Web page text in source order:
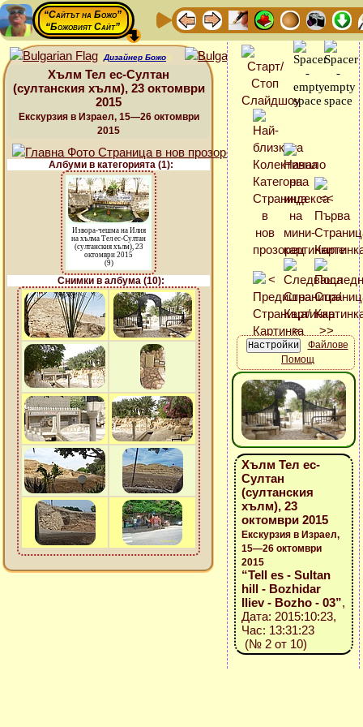
“Сайтът на Божо”
“Божовият Сайт”
Дизайнер Божо
Хълм Тел ес-Султан
(султанския хълм), 23 октомври
2015
Екскурзия в Израел, 15—26 октомври
2015
Албуми в категорията (1):
Извора-чешма на Илия
на хълма Тел ес-Султан
(султанския хълм), 23
октомври 2015
(9)
Снимки в албума (10):
Файлове
Помощ
Хълм Тел ес-
Султан
(султанския
хълм), 23
октомври 2015
Екскурзия в Израел,
15—26 октомври
2015
“Tell es - Sultan
hill - Bozhidar
Iliev - Bozho - 03”,
Дата: 2015:10:23,
Час: 13:31:23
(№ 2 от 10)